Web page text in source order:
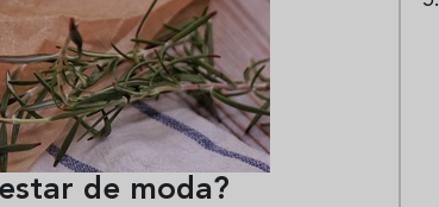
de moda?